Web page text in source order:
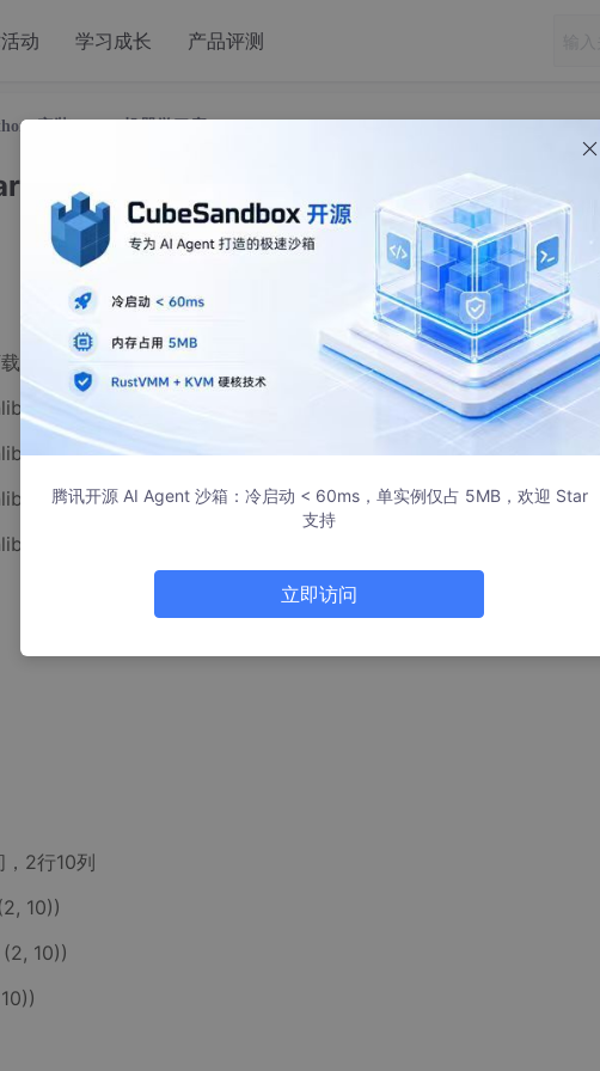
动 学习成长 产品评测
安装sklearn机器学习库
库_python3安装sklearn机器学习库
：
#scipy
#numpy
#matplotlib
#scikit-learn
2行10列
10))
10))
腾讯开源 AI Agent 沙箱：冷启动 < 60ms，单实例仅占 5MB，欢迎 Star
支持
立即访问